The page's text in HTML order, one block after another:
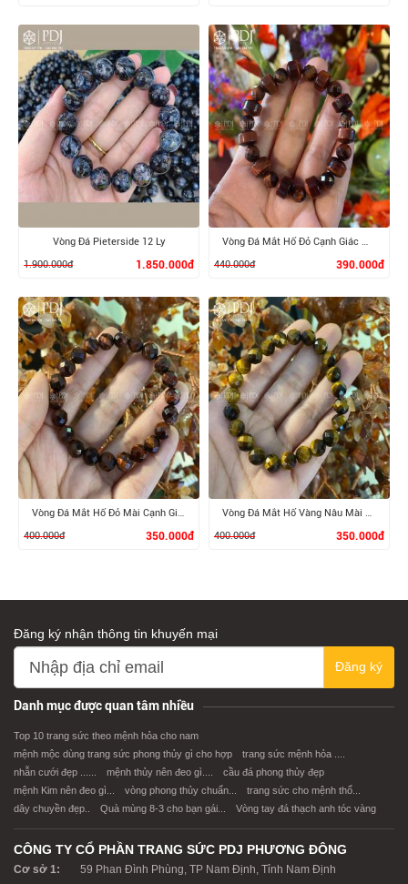
XEM CHI TIẾT XEM CHI TIẾT
XEM CHI TIẾT
Vòng Đá Pieterside 12 Ly
1.900.000đ
1.850.000đ
XEM CHI TIẾT
440.000đ
390.000đ
XEM CHI TIẾT
Vòng Đá Mắt Hổ Đỏ Mài Cạnh Giác
400.000đ
350.000đ
XEM CHI TIẾT
Vòng Đá Mắt Hổ Vàng Nâu Mài Cạnh Giác
400.000đ
350.000đ
Đăng ký nhận thông tin khuyến mại
Đăng ký
Danh mục được quan tâm nhiều
Top 10 trang sức theo mệnh hỏa cho nam
mệnh mộc dùng trang sức phong thủy gì cho hợp
trang sức mệnh hỏa ....
nhẫn cưới đẹp ......
mệnh thủy nên đeo gì....
cầu đá phong thủy đẹp
mệnh Kim nên đeo gì...
vòng phong thủy chuẩn...
trang sức cho mệnh thổ...
dây chuyền đẹp..
Quà mùng 8-3 cho bạn gái... Vòng tay đá thạch anh tóc vàng
CÔNG TY CỔ PHẦN TRANG SỨC PDJ PHƯƠNG ĐÔNG
Cơ sở 1: 59 Phan Đình Phùng, TP Nam Định, Tỉnh Nam Định